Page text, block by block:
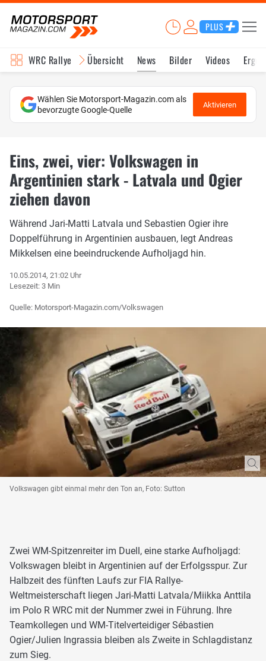
PLUS
WRC Rallye Übersicht News Bilder Videos
Wählen Sie Motorsport-Magazin.com als
bevorzugte Google-Quelle
Aktivieren
Eins, zwei, vier: Volkswagen in
Argentinien stark - Latvala und Ogier
ziehen davon
Während Jari-Matti Latvala und Sebastien Ogier ihre
Doppelführung in Argentinien ausbauen, legt Andreas
Mikkelsen eine beeindruckende Aufholjagd hin.
10.05.2014, 21:02 Uhr
Lesezeit: 3 Min
Quelle: Motorsport-Magazin.com/Volkswagen
Volkswagen gibt einmal mehr den Ton an, Foto: Sutton
Zwei WM-Spitzenreiter im Duell, eine starke Aufholjagd:
Volkswagen bleibt in Argentinien auf der Erfolgsspur. Zur
Halbzeit des fünften Laufs zur FIA Rallye-
Weltmeisterschaft liegen Jari-Matti Latvala/Miikka Anttila
im Polo R WRC mit der Nummer zwei in Führung. Ihre
Teamkollegen und WM-Titelverteidiger Sébastien
Ogier/Julien Ingrassia bleiben als Zweite in Schlagdistanz
zum Sieg.